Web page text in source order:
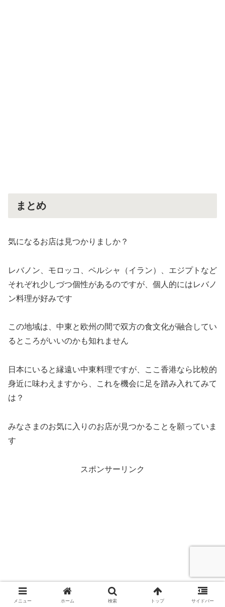
まとめ
気になるお店は見つかりましか？
レバノン、モロッコ、ペルシャ（イラン）、エジプトなど
それぞれ少しづつ個性があるのですが、個人的にはレバノ
ン料理が好みです
この地域は、中東と欧州の間で双方の食文化が融合してい
るところがいいのかも知れません
日本にいると縁遠い中東料理ですが、ここ香港なら比較的
身近に味わえますから、これを機会に足を踏み入れてみて
は？
みなさまのお気に入りのお店が見つかることを願っていま
す
スポンサーリンク
メニュー ホーム 検索 トップ サイドバー